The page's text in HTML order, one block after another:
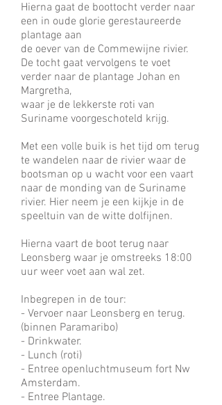
Hierna gaat de boottocht verder naar
een in oude glorie gerestaureerde
plantage aan
de oever van de Commewijne rivier.
De tocht gaat vervolgens te voet
verder naar de plantage Johan en
Margretha,
waar je de lekkerste roti van
Suriname voorgeschoteld krijg.
Met een volle buik is het tijd om terug
te wandelen naar de rivier waar de
bootsman op u wacht voor een vaart
naar de monding van de Suriname
rivier. Hier neem je een kijkje in de
speeltuin van de witte dolfijnen.
Hierna vaart de boot terug naar
Leonsberg waar je omstreeks 18:00
uur weer voet aan wal zet.
Inbegrepen in de tour:
- Vervoer naar Leonsberg en terug.
(binnen Paramaribo)
- Drinkwater.
- Lunch (roti)
- Entree openluchtmuseum fort Nw
Amsterdam.
- Entree Plantage.